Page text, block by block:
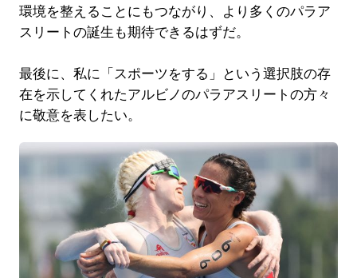
環境を整えることにもつながり、より多くのパラア
スリートの誕生も期待できるはずだ。
最後に、私に「スポーツをする」という選択肢の存
在を示してくれたアルビノのパラアスリートの方々
に敬意を表したい。